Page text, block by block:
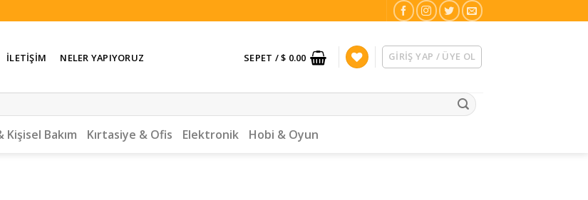
İLETIŞIM NELER YAPIYORUZ SEPET /$ 0.00 GIRIŞ YAP / ÜYE OL
Bakım Kırtasiye & Ofis Elektronik Hobi & Oyun